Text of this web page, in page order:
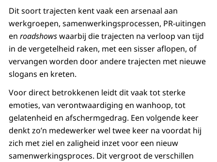
Dit soort trajecten kent vaak een arsenaal aan
werkgroepen, samenwerkingsprocessen, PR-uitingen
en roadshowswaarbij die trajecten na verloop van tijd
in de vergetelheid raken, met een sisser aflopen, of
vervangen worden door andere trajecten met nieuwe
slogans en kreten.
Voor direct betrokkenen leidt dit vaak tot sterke
emoties, van verontwaardiging en wanhoop, tot
gelatenheid en afschermgedrag. Een volgende keer
denkt zo’n medewerker wel twee keer na voordat hij
zich met ziel en zaligheid inzet voor een nieuw
samenwerkingsproces. Dit vergroot de verschillen